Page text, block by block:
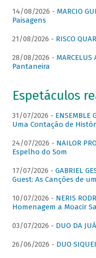
14/08/2026 - MARCIO
Paisagens
21/08/2026 - RISCO
28/08/2026 -
Pantaneira
Espetáculos
31/07/2026 - ENSEMBLE
Uma Contação de
24/07/2026 - NAILOR
Espelho do Som
17/07/2026 - GABRIEL
Guest: As Canções de
10/07/2026 - NERIS
Homenagem a Moacir
03/07/2026 - DUO DA
26/06/2026 - DUO